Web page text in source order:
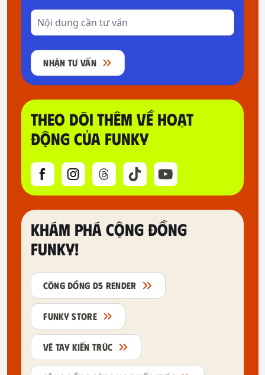
NHẬN TƯ VẤN
THEO DÕI THÊM VỀ HOẠT
ĐỘNG CỦA FUNKY
KHÁM PHÁ CỘNG ĐỒNG
FUNKY!
CỘNG ĐỒNG D5 RENDER
FUNKY STORE
VẼ TAY KIẾN TRÚC